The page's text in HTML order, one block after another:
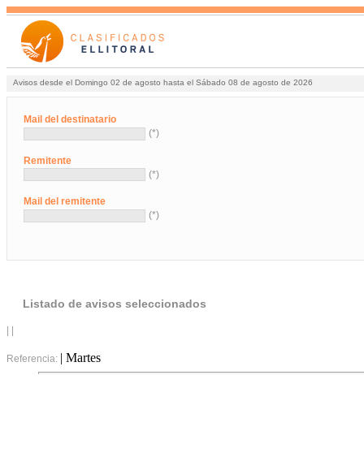
Avisos desde el Domingo 02 de agosto hasta el Sábado 08 de agosto de 2026
Mail del destinatario
(*)
Remitente
(*)
Mail del remitente
(*)
Listado de avisos seleccionados
Referencia: | Martes